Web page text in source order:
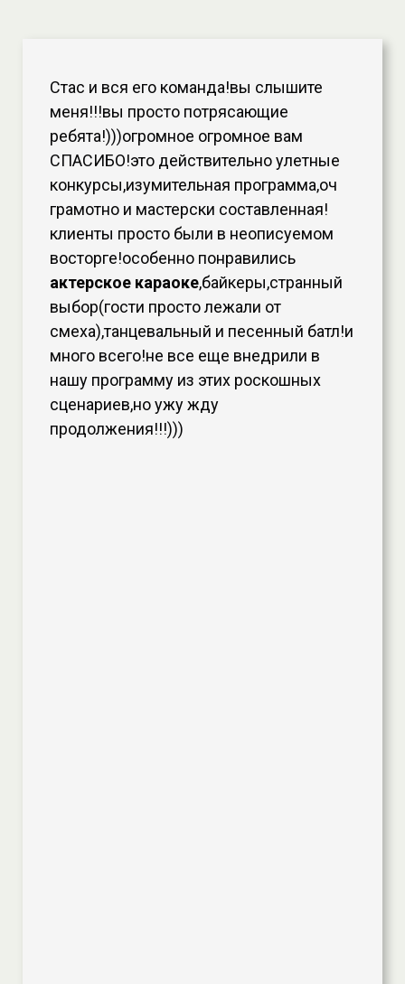
Стас и вся его команда!вы слышите
меня!!!вы просто потрясающие
ребята!)))огромное огромное вам
СПАСИБО!это действительно улетные
конкурсы,изумительная программа,оч
грамотно и мастерски составленная!
клиенты просто были в неописуемом
восторге!особенно понравились
актерское караоке,байкеры,странный
выбор(гости просто лежали от
смеха),танцевальный и песенный батл!и
много всего!не все еще внедрили в
нашу программу из этих роскошных
сценариев,но ужу жду
продолжения!!!)))